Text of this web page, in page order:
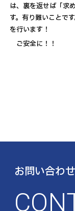
は、裏を返せば「求
す。有り難いことで
を行います！
ご安全に！！
お問い合わせ